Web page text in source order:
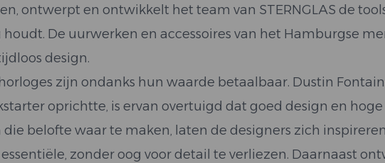
ontwerpt en ontwikkelt het team van STERNGLAS de
houdt. De uurwerken en accessoires van het Hamburgse
design.
zijn ondanks hun waarde betaalbaar. Dustin
oprichtte, is ervan overtuigd dat goed design en
die belofte waar te maken, laten de designers zich
zonder oog voor detail te verliezen. Daarnaast